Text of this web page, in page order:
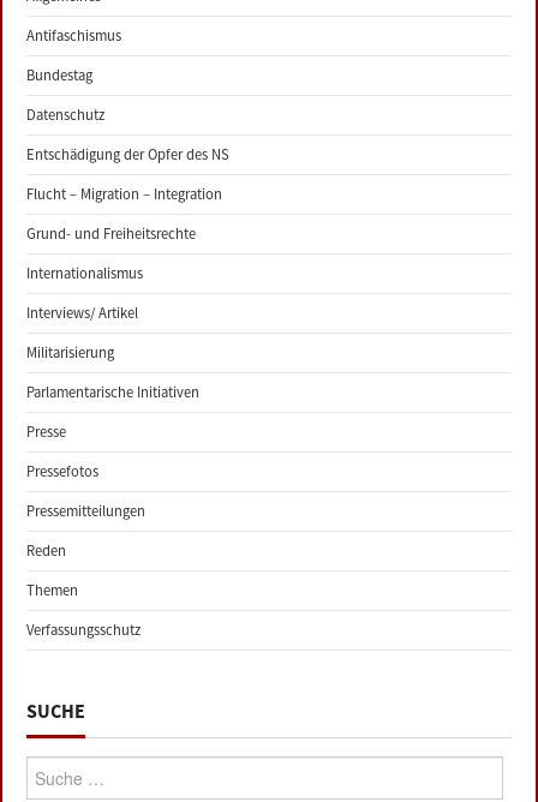
Antifaschismus
Bundestag
Datenschutz
Entschädigung der Opfer des NS
Flucht – Migration – Integration
Grund- und Freiheitsrechte
Internationalismus
Interviews/ Artikel
Militarisierung
Parlamentarische Initiativen
Presse
Pressefotos
Pressemitteilungen
Reden
Themen
Verfassungsschutz
SUCHE
Suche: